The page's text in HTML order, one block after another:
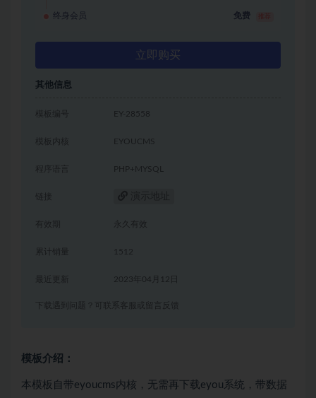
终身会员 免费
立即购买
其他信息
模板编号 EY-28558
模板内核 EYOUCMS
程序语言 PHP+MYSQL
链接
有效期 永久有效
累计销量 1512
2023年04月12日
下载遇到问题？可联系客服或留言反馈
模板介绍：
本模板自带eyoucms内核，无需再下载eyou系统，带数据